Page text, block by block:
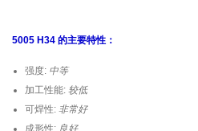
5005 H34 的主要特性：
强度: 中等
加工性能: 较低
可焊性: 非常好
成形性: 良好